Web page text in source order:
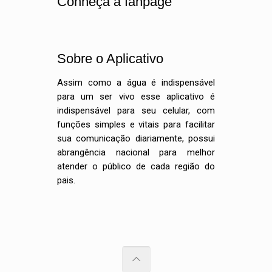
Sobre o Aplicativo
Assim como a água é indispensável
para um ser vivo esse aplicativo é
indispensável para seu celular, com
funções simples e vitais para facilitar
sua comunicação diariamente, possui
abrangência nacional para melhor
atender o público de cada região do
pais.